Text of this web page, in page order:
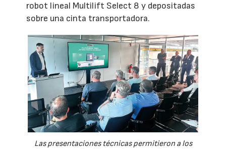
robot lineal Multilift Select 8 y depositadas
sobre una cinta transportadora.
Las presentaciones técnicas permitieron a los